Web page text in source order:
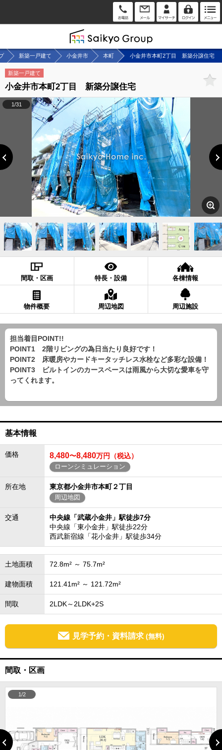
新築一戸建て 小金井市 本町 小金井市本町2丁目 新築分譲住宅
新築一戸建て
小金井市本町2丁目 新築分譲住宅
1/31
間取・区画 特長・設備 各棟情報
物件概要 周辺地図 周辺施設
担当着目POINT!!
POINT1 2階リビングの為日当たり良好です！
POINT2 床暖房やカードキータッチレス水栓など多彩な設備！
POINT3 ビルトインのカースペースは雨風から大切な愛車を守
ってくれます。
基本情報
価格 8,480〜8,480万円（税込）
ローンシミュレーション
所在地 東京都小金井市本町２丁目
周辺地図
交通
中央線「武蔵小金井」駅徒歩7分
中央線「東小金井」駅徒歩22分
西武新宿線「花小金井」駅徒歩34分
土地面積 72.8m² ～ 75.7m²
建物面積 121.41m² ～ 121.72m²
間取 2LDK～2LDK+2S
見学予約・資料請求 (無料)
間取・区画
1/2